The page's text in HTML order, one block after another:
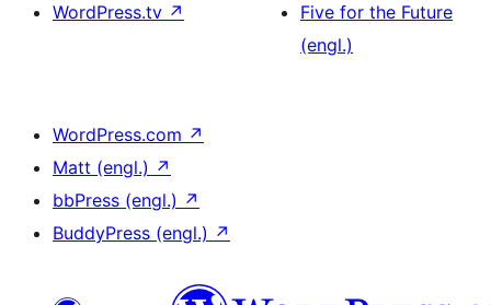
WordPress.tv ↗
Five for the Future
(engl.)
WordPress.com ↗
Matt (engl.) ↗
bbPress (engl.) ↗
BuddyPress (engl.) ↗